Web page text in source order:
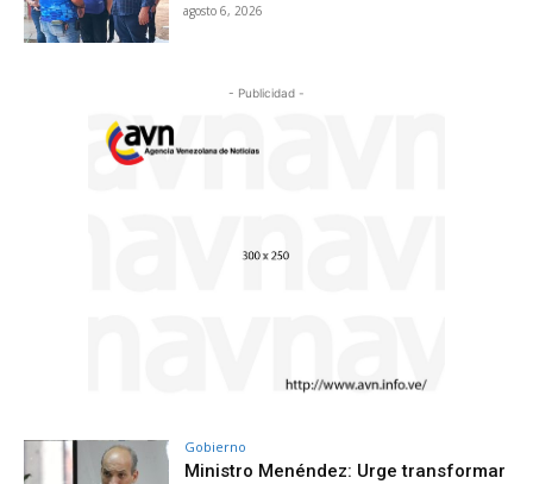
agosto 6, 2026
- Publicidad -
Gobierno
Ministro Menéndez: Urge transformar